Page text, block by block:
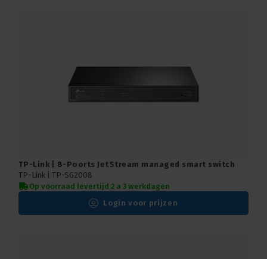
TP-Link | 8-Poorts JetStream managed smart switch
TP-Link | TP-SG2008
Op voorraad levertijd 2 a 3 werkdagen
Login voor prijzen